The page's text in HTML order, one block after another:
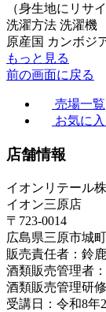
（身生地にリサ
洗濯方法 洗濯機
原産国 カンボジ
もっと見る
前の画面に戻る
売場一覧
お気に
店舗情報
イオンリテール
イオン三原店
〒723-0014
広島県三原市城
販売責任者：鈴
酒類販売管理者
酒類販売管理研
受講日：令和8年